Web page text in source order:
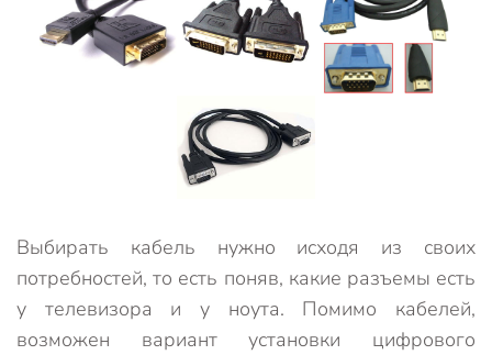
Выбирать кабель нужно исходя из своих
потребностей, то есть поняв, какие разъемы есть
у телевизора и у ноута. Помимо кабелей,
возможен вариант установки цифрового